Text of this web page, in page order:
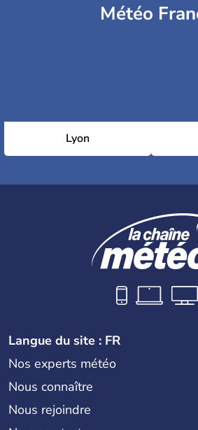
Météo
Lyon
Langue du site : FR
Nos experts météo
Nous connaître
Nous rejoindre